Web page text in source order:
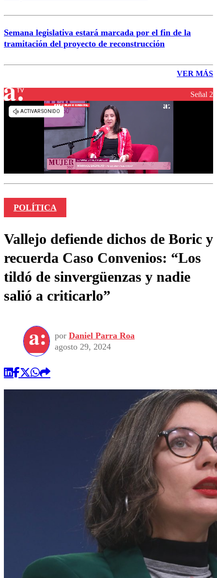
Semana legislativa estará marcada por el fin de la
tramitación del proyecto de reconstrucción
VER MÁS
Señal 2
POLÍTICA
Vallejo defiende dichos de Boric y
recuerda Caso Convenios: “Los
tildó de sinvergüenzas y nadie
salió a criticarlo”
por Daniel Parra Roa
agosto 29, 2024